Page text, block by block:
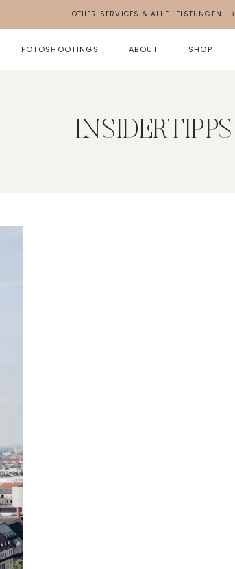
OTHER SERVICES & ALLE LEISTUNGEN ⟶
FOTOSHOOTINGS ABOUT SHOP
INSIDERTIPPS